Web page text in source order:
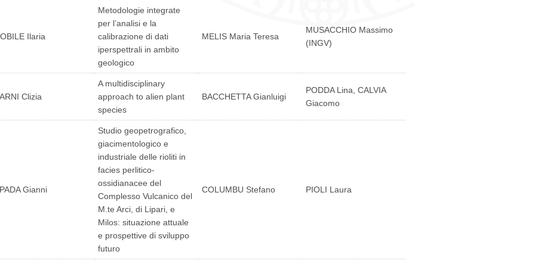
Ilaria
Metodologie integrate
per l’analisi e la
calibrazione di dati
iperspettrali in ambito
geologico
MELIS Maria Teresa
MUSACCHIO Massimo
(INGV)
Clizia
A multidisciplinary
approach to alien plant
species
BACCHETTA Gianluigi
PODDA Lina, CALVIA
Giacomo
Gianni
Studio geopetrografico,
giacimentologico e
industriale delle rioliti in
facies perlitico-
ossidianacee del
Complesso Vulcanico del
M.te Arci, di Lipari, e
Milos: situazione attuale
e prospettive di sviluppo
futuro
COLUMBU Stefano PIOLI Laura